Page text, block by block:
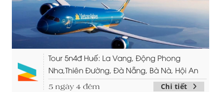
Tour 5n4đ Huế: La Vang, Động Phong
Nha,Thiên Đường, Đà Nẵng, Bà Nà, Hội An
5 ngày 4 đêm Chi tiết